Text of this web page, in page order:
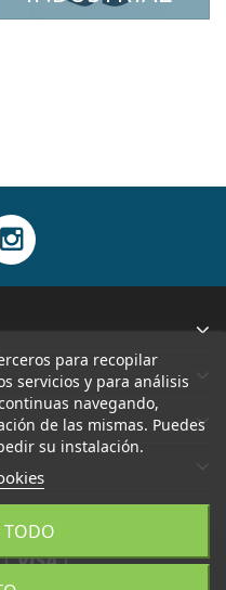
para recopilar
servicios y para análisis
navegando,
de las mismas. Puedes
su instalación.
TODO
|